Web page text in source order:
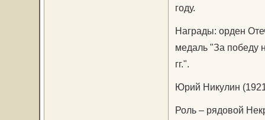
году.
Награды: орден
медаль "За победу
гг.".
Юрий Никулин
Роль – рядовой